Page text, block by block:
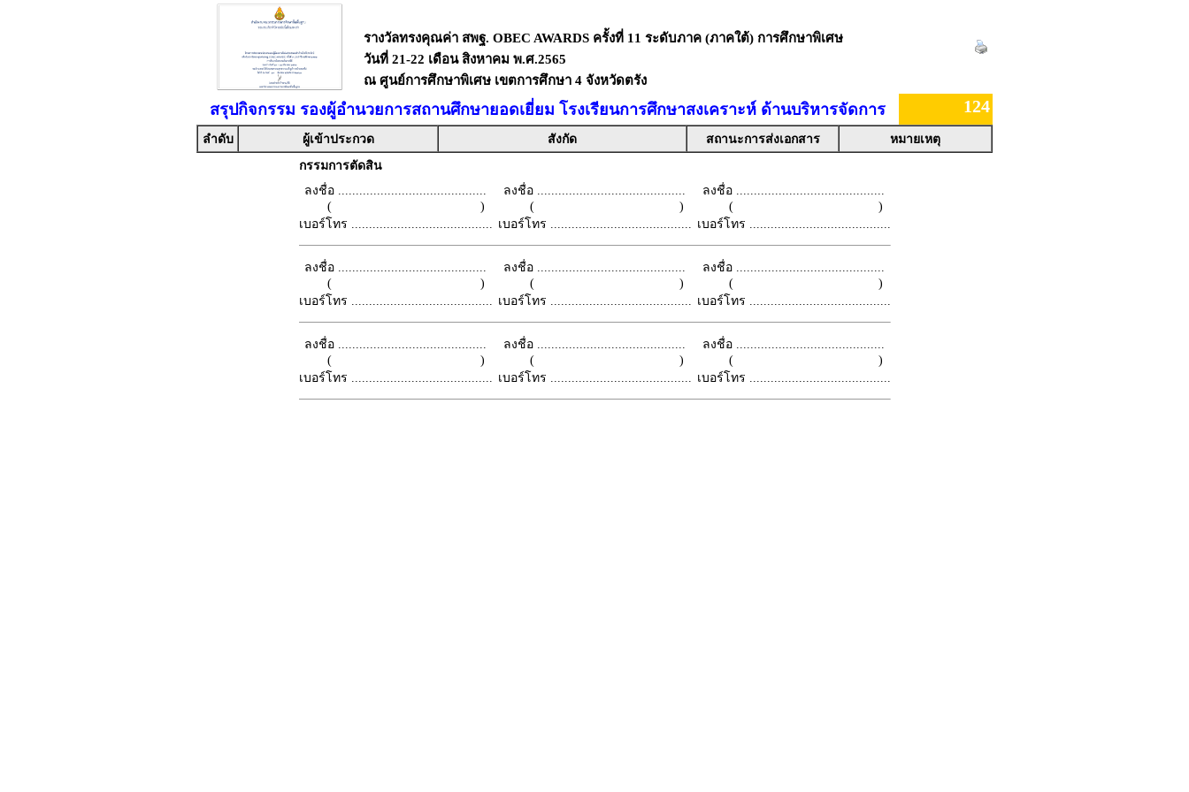
รางวัลทรงคุณค่า สพฐ. OBEC AWARDS ครั้งที่ 11 ระดับภาค (ภาคใต้) การศึกษาพิเศษ
วันที่ 21-22 เดือน สิงหาคม พ.ศ.2565
ณ ศูนย์การศึกษาพิเศษ เขตการศึกษา 4 จังหวัดตรัง
สรุปกิจกรรม รองผู้อำนวยการสถานศึกษายอดเยี่ยม โรงเรียนการศึกษาสงเคราะห์ ด้านบริหารจัดการ 124
ลำดับ ผู้เข้าประกวด สังกัด สถานะการส่งเอกสาร
หมายเหตุ
กรรมการตัดสิน
ลงชื่อ ..........................................
( )
เบอร์โทร ........................................
ลงชื่อ ..........................................
( )
เบอร์โทร ........................................
ลงชื่อ ..........................................
( )
เบอร์โทร ........................................
ลงชื่อ ..........................................
( )
เบอร์โทร ........................................
ลงชื่อ ..........................................
( )
เบอร์โทร ........................................
ลงชื่อ ..........................................
( )
เบอร์โทร ........................................
ลงชื่อ ..........................................
( )
เบอร์โทร ........................................
ลงชื่อ ..........................................
( )
เบอร์โทร ........................................
ลงชื่อ ..........................................
( )
เบอร์โทร ........................................